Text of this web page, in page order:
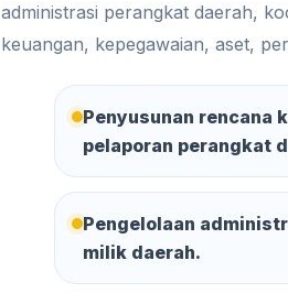
administrasi perangkat daerah,
keuangan, kepegawaian, aset,
Penyusunan rencana
pelaporan perangkat
Pengelolaan
milik daerah.